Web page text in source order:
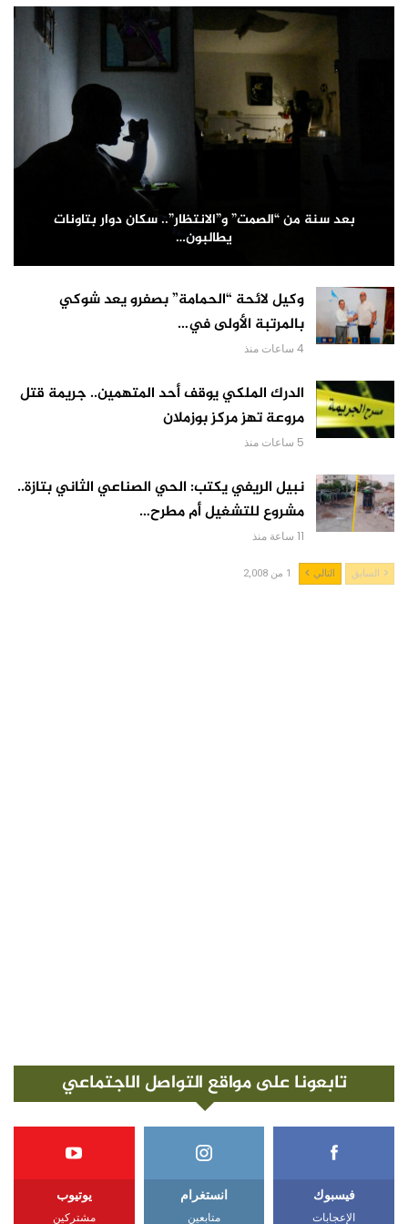
بعد سنة من “الصمت” و”الانتظار”.. سكان دوار بتاونات
يطالبون…
وكيل لائحة “الحمامة” بصفرو يعد شوكي
بالمرتبة الأولى في…
4 ساعات منذ
الدرك الملكي يوقف أحد المتهمين.. جريمة قتل
مروعة تهز مركز بوزملان
5 ساعات منذ
نبيل الريفي يكتب: الحي الصناعي الثاني بتازة..
مشروع للتشغيل أم مطرح…
11 ساعة منذ
السابق التالي 1 من 2,008
تابعونا على مواقع التواصل الاجتماعي
فيسبوك
الإعجابات
انستغرام
متابعين
يوتيوب
مشتركين